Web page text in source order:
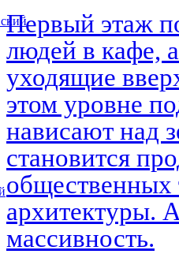
Первый этаж
людей в кафе,
уходящие
этом уровне
нависают над
становится
общественных
архитектуры.
массивность.